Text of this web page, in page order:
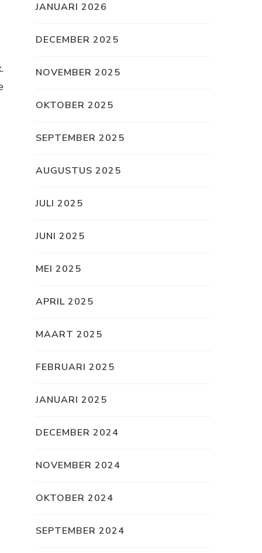
JANUARI 2026
DECEMBER 2025
NOVEMBER 2025
OKTOBER 2025
SEPTEMBER 2025
AUGUSTUS 2025
JULI 2025
JUNI 2025
MEI 2025
APRIL 2025
MAART 2025
FEBRUARI 2025
JANUARI 2025
DECEMBER 2024
NOVEMBER 2024
OKTOBER 2024
SEPTEMBER 2024